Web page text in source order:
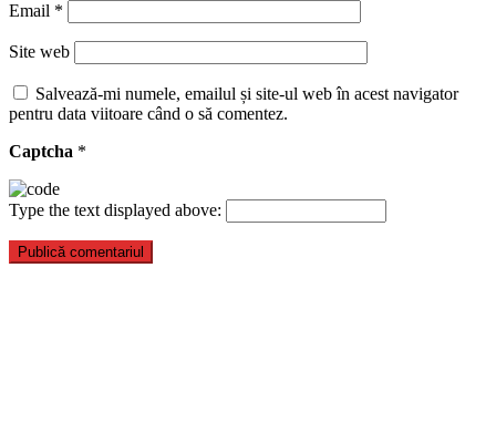
Email *
Site web
Salvează-mi numele, emailul și site-ul web în acest navigator
pentru data viitoare când o să comentez.
Captcha *
Type the text displayed above: